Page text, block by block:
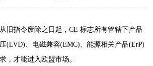
旧指令废除之日起，CE 标志所有管辖下产品
(LVD)、电磁兼容(EMC)、能源相关产品(ErP)
，才能进入欧盟市场。